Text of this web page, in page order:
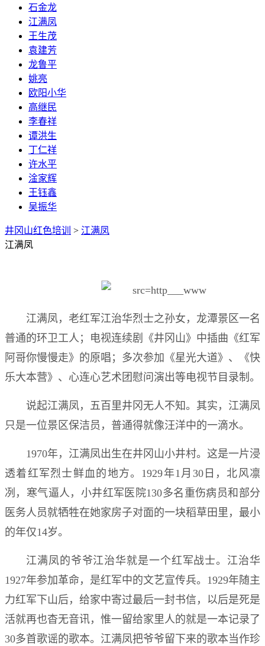
石金龙
江满凤
王生茂
袁建芳
龙鲁平
姚亮
欧阳小华
高继民
李春祥
谭洪生
丁仁祥
许水平
淦家辉
王钰鑫
吴振华
井冈山红色培训 > 江满凤
江满凤
江满凤，老红军江治华烈士之孙女，龙潭景区一名
普通的环卫工人；电视连续剧《井冈山》中插曲《红军
阿哥你慢慢走》的原唱；多次参加《星光大道》、《快
乐大本营》、心连心艺术团慰问演出等电视节目录制。
说起江满凤，五百里井冈无人不知。其实，江满凤
只是一位景区保洁员，普通得就像汪洋中的一滴水。
1970年，江满凤出生在井冈山小井村。这是一片浸
透着红军烈士鲜血的地方。1929年1月30日，北风凛
冽，寒气逼人，小井红军医院130多名重伤病员和部分
医务人员就牺牲在她家房子对面的一块稻草田里，最小
的年仅14岁。
江满凤的爷爷江治华就是一个红军战士。江治华
1927年参加革命，是红军中的文艺宣传兵。1929年随主
力红军下山后，给家中寄过最后一封书信，以后是死是
活就再也杳无音讯，惟一留给家里人的就是一本记录了
30多首歌谣的歌本。江满凤把爷爷留下来的歌本当作珍